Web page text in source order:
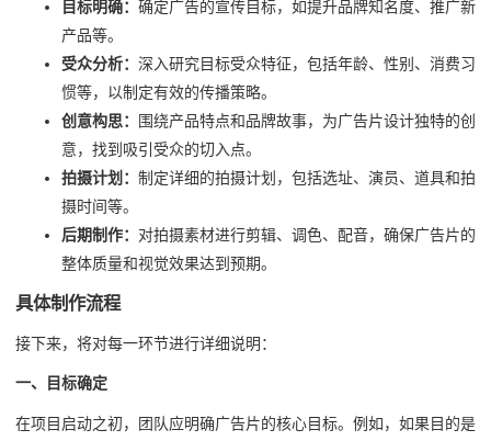
目标明确： 确定广告的宣传目标，如提升品牌知名度、推广新
产品等。
受众分析： 深入研究目标受众特征，包括年龄、性别、消费习
惯等，以制定有效的传播策略。
创意构思：
围绕产品特点和品牌故事，为广告片设计独特的创
意，找到吸引受众的切入点。
拍摄计划： 制定详细的拍摄计划，包括选址、演员、道具和拍
摄时间等。
后期制作： 对拍摄素材进行剪辑、调色、配音，确保广告片的
整体质量和视觉效果达到预期。
具体制作流程
接下来，将对每一环节进行详细说明：
一、目标确定
在项目启动之初，团队应明确广告片的核心目标。例如，如果目的是